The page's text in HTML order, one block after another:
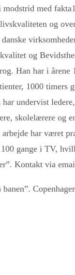
med
og
og
Han har i
1000 timers
undervist
skolelærere og
har været
gange i TV,
Kontakt via